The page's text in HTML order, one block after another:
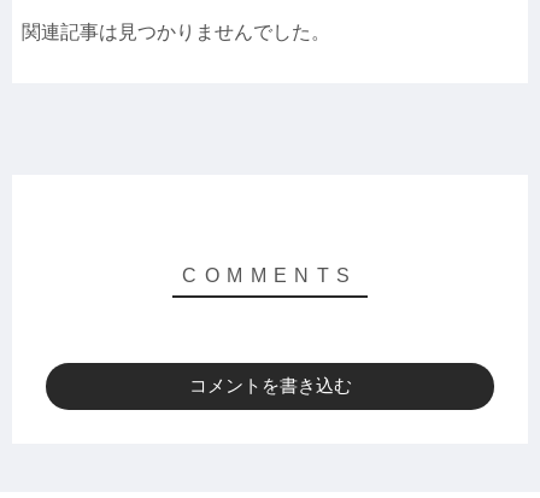
関連記事は見つかりませんでした。
コメントを書き込む